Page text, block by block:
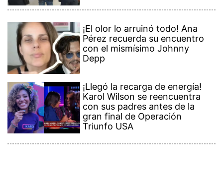
¡El olor lo arruinó todo! Ana
Pérez recuerda su encuentro
con el mismísimo Johnny
Depp
¡Llegó la recarga de energía!
Karol Wilson se reencuentra
con sus padres antes de la
gran final de Operación
Triunfo USA